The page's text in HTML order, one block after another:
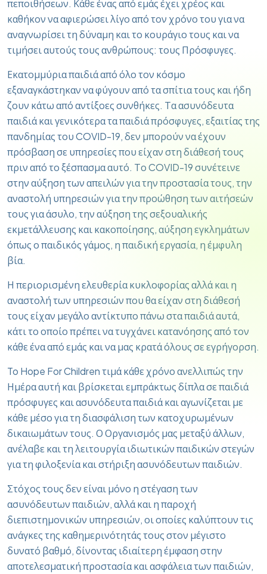
πεποιθήσεων. Κάθε ένας από εμάς έχει χρέος και
καθήκον να αφιερώσει λίγο από τον χρόνο του για να
αναγνωρίσει τη δύναμη και το κουράγιο τους και να
τιμήσει αυτούς τους ανθρώπους: τους Πρόσφυγες.
Εκατομμύρια παιδιά από όλο τον κόσμο
εξαναγκάστηκαν να φύγουν από τα σπίτια τους και ήδη
ζουν κάτω από αντίξοες συνθήκες. Τα ασυνόδευτα
παιδιά και γενικότερα τα παιδιά πρόσφυγες, εξαιτίας της
πανδημίας του COVID-19, δεν μπορούν να έχουν
πρόσβαση σε υπηρεσίες που είχαν στη διάθεσή τους
πριν από το ξέσπασμα αυτό. Το COVID-19 συνέτεινε
στην αύξηση των απειλών για την προστασία τους, την
αναστολή υπηρεσιών για την προώθηση των αιτήσεών
τους για άσυλο, την αύξηση της σεξουαλικής
εκμετάλλευσης και κακοποίησης, αύξηση εγκλημάτων
όπως ο παιδικός γάμος, η παιδική εργασία, η έμφυλη
βία.
Η περιορισμένη ελευθερία κυκλοφορίας αλλά και η
αναστολή των υπηρεσιών που θα είχαν στη διάθεσή
τους είχαν μεγάλο αντίκτυπο πάνω στα παιδιά αυτά,
κάτι το οποίο πρέπει να τυγχάνει κατανόησης από τον
κάθε ένα από εμάς και να μας κρατά όλους σε εγρήγορση.
To Hope For Children τιμά κάθε χρόνο ανελλιπώς την
Ημέρα αυτή και βρίσκεται εμπράκτως δίπλα σε παιδιά
πρόσφυγες και ασυνόδευτα παιδιά και αγωνίζεται με
κάθε μέσο για τη διασφάλιση των κατοχυρωμένων
δικαιωμάτων τους. Ο Οργανισμός μας μεταξύ άλλων,
ανέλαβε και τη λειτουργία ιδιωτικών παιδικών στεγών
για τη φιλοξενία και στήριξη ασυνόδευτων παιδιών.
Στόχος τους δεν είναι μόνο η στέγαση των
ασυνόδευτων παιδιών, αλλά και η παροχή
διεπιστημονικών υπηρεσιών, οι οποίες καλύπτουν τις
ανάγκες της καθημερινότητάς τους στον μέγιστο
δυνατό βαθμό, δίνοντας ιδιαίτερη έμφαση στην
αποτελεσματική προστασία και ασφάλεια των παιδιών,